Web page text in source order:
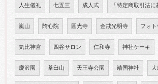
人生儀礼 七五三 成人式 「特定商取引法に
嵐山 隋心院 圓光寺 金戒光明寺 フォ
気比神宮 四谷サロン 仁和寺 神社ケーキ
慶沢園 茶臼山 天王寺公園 靖国神社 大